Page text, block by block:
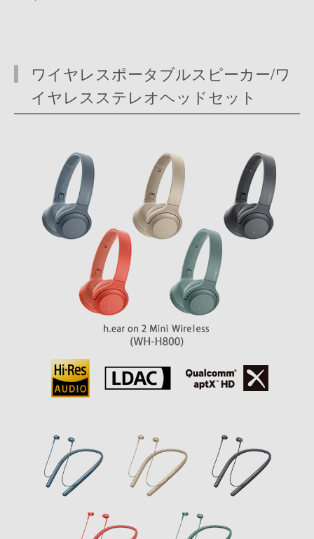
ワイヤレスポータブルスピーカー/ワ
イヤレスステレオヘッドセット